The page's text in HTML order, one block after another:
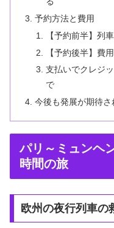
予約方法と費用
【予約前半】列
【予約後半】費
支払いでクレジ
で
今後も発展が期待さ
パリ～ミュンヘ
時間の旅
欧州の夜行列車の